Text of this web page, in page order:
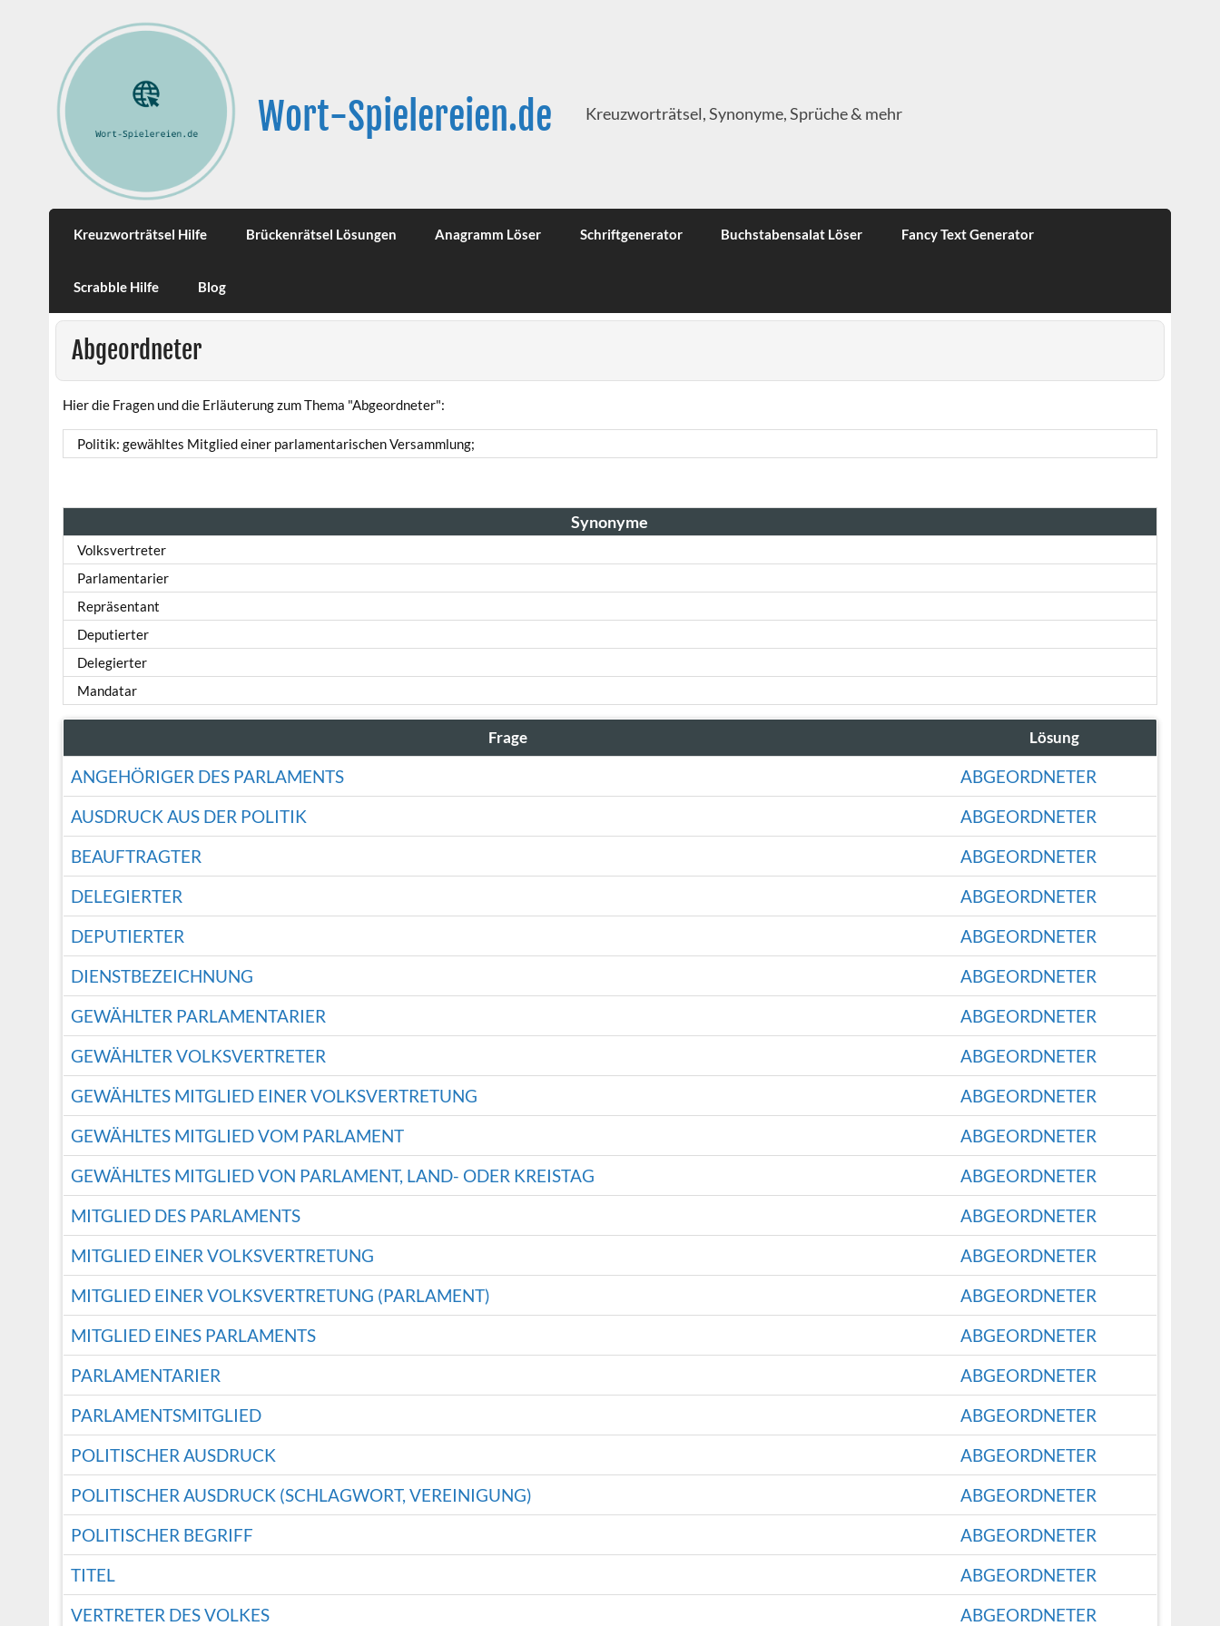
Wort-Spielereien.de Kreuzworträtsel, Synonyme, Sprüche & mehr
Kreuzworträtsel Hilfe Brückenrätsel Lösungen Anagramm Löser Schriftgenerator Buchstabensalat Löser Fancy Text Generator
Scrabble Hilfe Blog
Abgeordneter
Hier die Fragen und die Erläuterung zum Thema "Abgeordneter":
Politik: gewähltes Mitglied einer parlamentarischen Versammlung;
Synonyme
Volksvertreter
Parlamentarier
Repräsentant
Deputierter
Delegierter
Mandatar
Frage Lösung
ANGEHÖRIGER DES PARLAMENTS
ABGEORDNETER
AUSDRUCK AUS DER POLITIK
ABGEORDNETER
BEAUFTRAGTER
ABGEORDNETER
DELEGIERTER
ABGEORDNETER
DEPUTIERTER
ABGEORDNETER
DIENSTBEZEICHNUNG
ABGEORDNETER
GEWÄHLTER PARLAMENTARIER
ABGEORDNETER
GEWÄHLTER VOLKSVERTRETER
ABGEORDNETER
GEWÄHLTES MITGLIED EINER VOLKSVERTRETUNG
ABGEORDNETER
GEWÄHLTES MITGLIED VOM PARLAMENT
ABGEORDNETER
GEWÄHLTES MITGLIED VON PARLAMENT, LAND- ODER KREISTAG
ABGEORDNETER
MITGLIED DES PARLAMENTS
ABGEORDNETER
MITGLIED EINER VOLKSVERTRETUNG
ABGEORDNETER
MITGLIED EINER VOLKSVERTRETUNG (PARLAMENT)
ABGEORDNETER
MITGLIED EINES PARLAMENTS
ABGEORDNETER
PARLAMENTARIER
ABGEORDNETER
PARLAMENTSMITGLIED
ABGEORDNETER
POLITISCHER AUSDRUCK
ABGEORDNETER
POLITISCHER AUSDRUCK (SCHLAGWORT, VEREINIGUNG)
ABGEORDNETER
POLITISCHER BEGRIFF
ABGEORDNETER
TITEL
ABGEORDNETER
VERTRETER DES VOLKES
ABGEORDNETER